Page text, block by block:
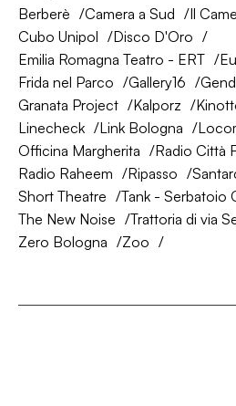
Berberè
Camera a Sud Il
Cubo Unipol
Disco D'Oro
Emilia Romagna Teatro - ERT
Frida nel Parco
Gallery16
Granata Project
Kalporz
Linecheck
Link Bologna
Officina Margherita
Radio Città
Radio Raheem
Ripasso
Short Theatre
Tank - Serbatoio
The New Noise
Trattoria di via
Zero Bologna
Zoo